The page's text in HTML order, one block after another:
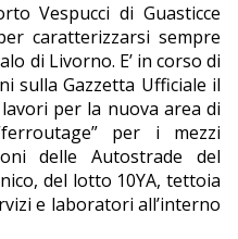
Vespucci di Guasticce
caratterizzarsi sempre
di Livorno. E’ in corso di
sulla Gazzetta Ufficiale il
per la nuova area di
per i mezzi
delle Autostrade del
del lotto 10YA, tettoia
e laboratori all’interno